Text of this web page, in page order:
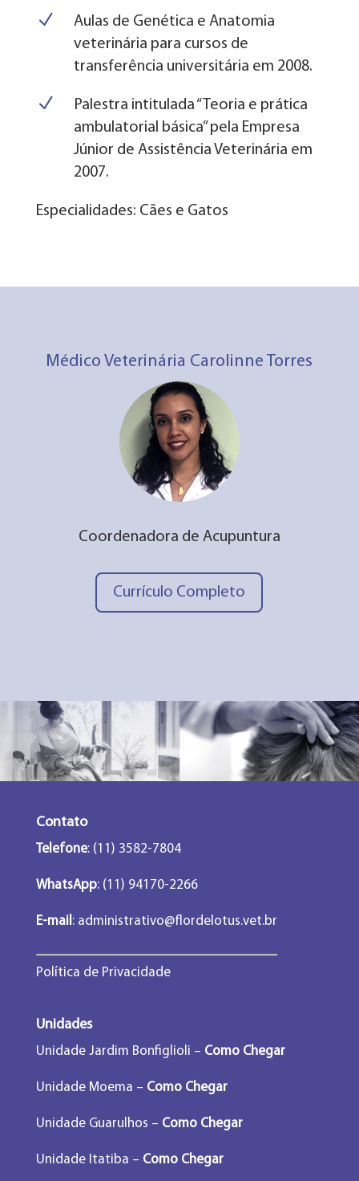
N
Aulas de Genética e Anatomia
veterinária para cursos de
transferência universitária em 2008.
N
Palestra intitulada “Teoria e prática
ambulatorial básica” pela Empresa
Júnior de Assistência Veterinária em
2007.
Especialidades: Cães e Gatos
Médico Veterinária Carolinne Torres
Coordenadora de Acupuntura
Currículo Completo
Contato
Telefone: (11) 3582-7804
WhatsApp: (11) 94170-2266
E-mail :administrativo@flordelotus.vet.br
Política de Privacidade
Unidades
Unidade Jardim Bonfiglioli – Como Chegar
Unidade Moema – Como Chegar
Unidade Guarulhos – Como Chegar
Unidade Itatiba – Como Chegar